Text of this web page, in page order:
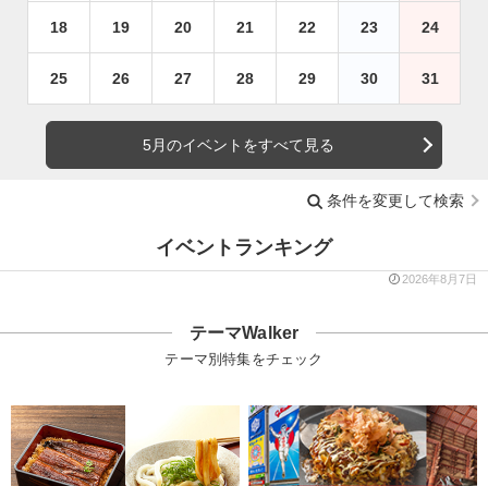
18 19 20 21 22 23 24
25 26 27 28 29 30 31
5月のイベントをすべて見る
条件を変更して検索
イベントランキング
2026年8月7日
テーマWalker
テーマ別特集をチェック